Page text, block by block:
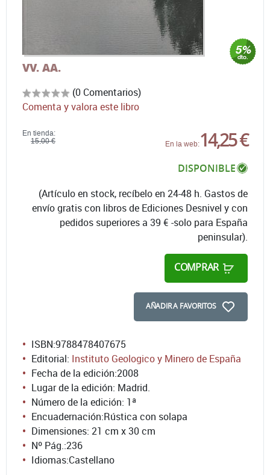
VV. AA.
(0 Comentarios)
Comenta y valora este libro
En tienda:
15,00 €
En la web:14,25 €
DISPONIBLE
(Artículo en stock, recíbelo en 24-48 h. Gastos de
envío gratis con libros de Ediciones Desnivel y con
pedidos superiores a 39 € -solo para España
peninsular).
COMPRAR
AÑADIR A FAVORITOS
ISBN:9788478407675
Editorial: Instituto Geologico y Minero de España
Fecha de la edición:2008
Lugar de la edición: Madrid.
Número de la edición: 1ª
Encuadernación:Rústica con solapa
Dimensiones: 21 cm x 30 cm
Nº Pág.:236
Idiomas:Castellano